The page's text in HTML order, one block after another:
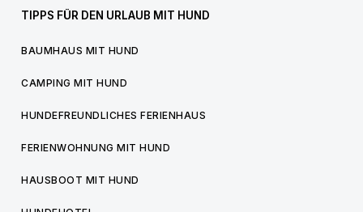
TIPPS FÜR DEN URLAUB MIT HUND
BAUMHAUS MIT HUND
CAMPING MIT HUND
HUNDEFREUNDLICHES FERIENHAUS
FERIENWOHNUNG MIT HUND
HAUSBOOT MIT HUND